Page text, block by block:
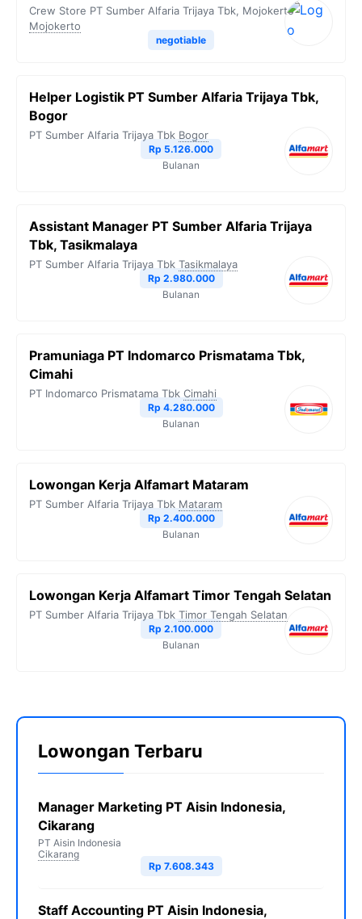
Crew Store PT Sumber Alfaria Trijaya Tbk, Mojokerto
Mojokerto
negotiable
Helper Logistik PT Sumber Alfaria Trijaya Tbk,
Bogor
PT Sumber Alfaria Trijaya Tbk Bogor
Rp 5.126.000
Bulanan
Assistant Manager PT Sumber Alfaria Trijaya
Tbk, Tasikmalaya
PT Sumber Alfaria Trijaya Tbk Tasikmalaya
Rp 2.980.000
Bulanan
Pramuniaga PT Indomarco Prismatama Tbk,
Cimahi
PT Indomarco Prismatama Tbk Cimahi
Rp 4.280.000
Bulanan
Lowongan Kerja Alfamart Mataram
PT Sumber Alfaria Trijaya Tbk Mataram
Rp 2.400.000
Bulanan
Lowongan Kerja Alfamart Timor Tengah Selatan
PT Sumber Alfaria Trijaya Tbk Timor Tengah Selatan
Rp 2.100.000
Bulanan
Lowongan Terbaru
Manager Marketing PT Aisin Indonesia,
Cikarang
PT Aisin Indonesia
Cikarang
Rp 7.608.343
Staff Accounting PT Aisin Indonesia,